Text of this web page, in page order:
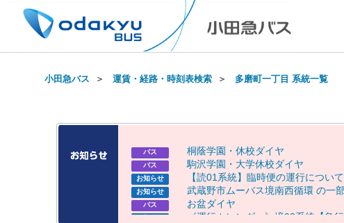
小田急バス ＞ 運賃・経路・時刻表検索 ＞ 多磨町一丁目 系統一覧
バス 桐蔭学園 ・ 休校ダイヤ
バス 駒沢学園 ・ 大学休校ダイヤ
お知らせ 【読01 系統】 臨時便の運行について
お知らせ 武蔵野市ムーバス境南西循環 の一
バス お盆ダイヤ
《運行 カ レ ン ダ 》 境93系統 【急 行